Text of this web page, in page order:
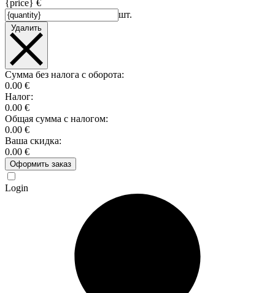
{price} €
шт.
Удалить
Сумма без налога с оборота:
0.00 €
Налог:
0.00 €
Общая сумма с налогом:
0.00 €
Ваша скидка:
0.00 €
Оформить заказ
Login